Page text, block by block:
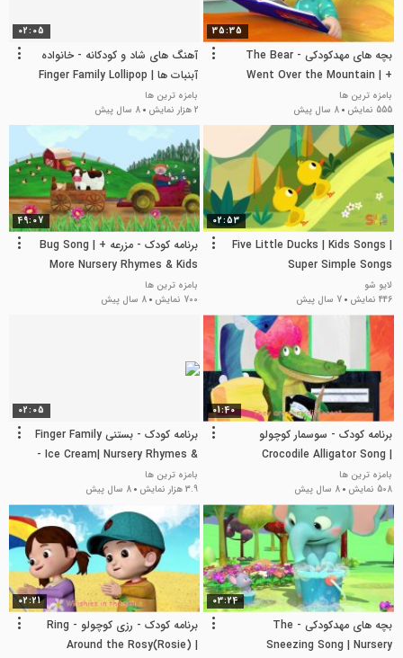
35:35
بچه های مهدکودکی - The Bear
Went Over the Mountain | +
More Nursery Rhymes & Kids
Songs
بامزه ترین ها
555 نمایش
8 سال پیش
02:05
آهنگ های شاد و کودکانه - خانواده
آبنبات ها Finger Family Lollipop |
Nursery Rhymes & Kids Songs
بامزه ترین ها
2 هزار نمایش
8 سال پیش
02:53
Five Little Ducks | Kids Songs |
Super Simple Songs
لایو شو
446 نمایش
7 سال پیش
49:07
برنامه کودک - مزرعه Bug Song | +
More Nursery Rhymes & Kids
Songs
بامزه ترین ها
700 نمایش
8 سال پیش
01:40
برنامه کودک - سوسمار کوچولو
Crocodile Alligator Song |
Nursery Rhymes & Kids Songs -
بامزه ترین ها
508 نمایش
8 سال پیش
02:05
برنامه کودک - بستنی Finger Family
- Ice Cream| Nursery Rhymes &
Kids Songs - ABCkidTV
بامزه ترین ها
3.9 هزار نمایش
8 سال پیش
03:24
بچه های مهدکودکی - The
Sneezing Song | Nursery
02:21
برنامه کودک - رزی کوچولو - Ring
Around the Rosy(Rosie) |